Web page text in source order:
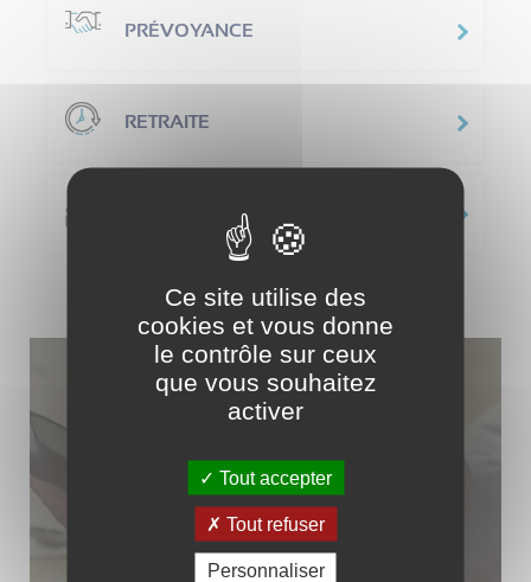
PRÉVOYANCE
RETRAITE
PASSIFS SOCIAUX
NOUS CONTACTER
vendredi de 9h à 17h
05 34 45 04 04
Ce site utilise des
cookies et vous donne
le contrôle sur ceux
que vous souhaitez
activer
Tout accepter
Tout refuser
Personnaliser